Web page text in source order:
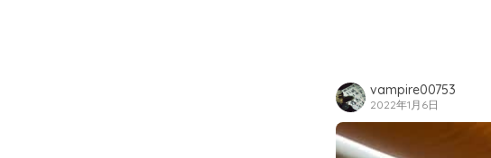
vampire00753
2022年1月6日